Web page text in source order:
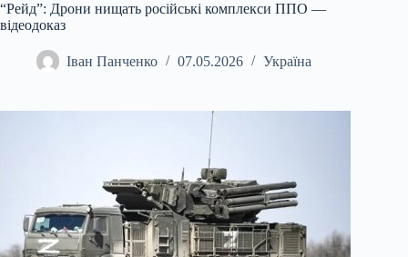
“Рейд”: Дрони нищать російські комплекси ППО —
відеодоказ
Іван Панченко 07.05.2026 Україна